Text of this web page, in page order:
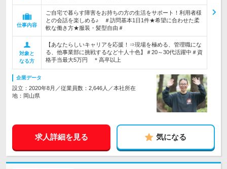
仕事内容
ご自宅で暮らす障害をお持ちの方の生活をサポート！利用者様
との会話を楽しめる♪ ＃訪問基本1日1件★希望に合わせた柔
軟な働き方★服装・髪型自由＃
対象と
なる方
【あなたらしいキャリアを応援！⇒現場を極める、管理職にな
る、他事業部に挑戦するなど十人十色】＃20～30代活躍中＃資
格手当最大5万円 ＊高卒以上
企業データ
設立：2020年8月／従業員数：2,646人／本社所在
地：岡山県
求人詳細を見る 気になる